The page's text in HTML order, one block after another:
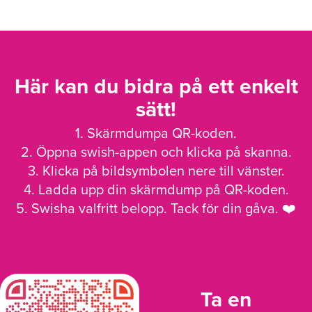
Här kan du bidra på ett enkelt
sätt!
1. Skärmdumpa QR-koden.
2. Öppna swish-appen och klicka på skanna.
3. Klicka på bildsymbolen nere till vänster.
4. Ladda upp din skärmdump på QR-koden.
5. Swisha valfritt belopp. Tack för din gåva. ❤️
Ta en